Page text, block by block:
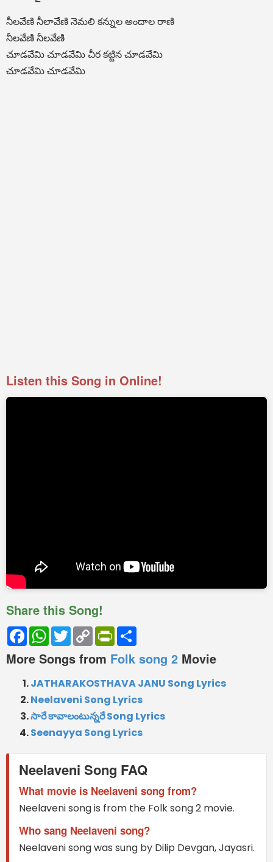
నీలవేణి నీలావేణి నెమలి కన్నుల అందాల రాణి
నీలవేణి నీలవేణి
చూడవేమి చూడవేమి చీర కట్టిన చూడవేమి
చూడవేమి చూడవేమి
Listen this Song in Online!
Share this Song!
FacebookWhatsApp
TwitterCopy
Link
PrintFriendly
More Songs from Folk song 2 Movie
JATHARAKOSTHAVA JANU Song Lyrics
Neelaveni Song Lyrics
సారే కావాలంటున్నరే Song Lyrics
Seenayya Song Lyrics
Neelaveni Song FAQ
What movie is Neelaveni song from?
Neelaveni song is from the Folk song 2 movie.
Who sang Neelaveni song?
Neelaveni song was sung by Dilip Devgan, Jayasri.